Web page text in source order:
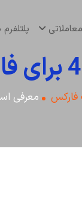
فارکس معرفی استراتژی